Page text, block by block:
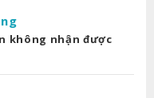
không nhận được